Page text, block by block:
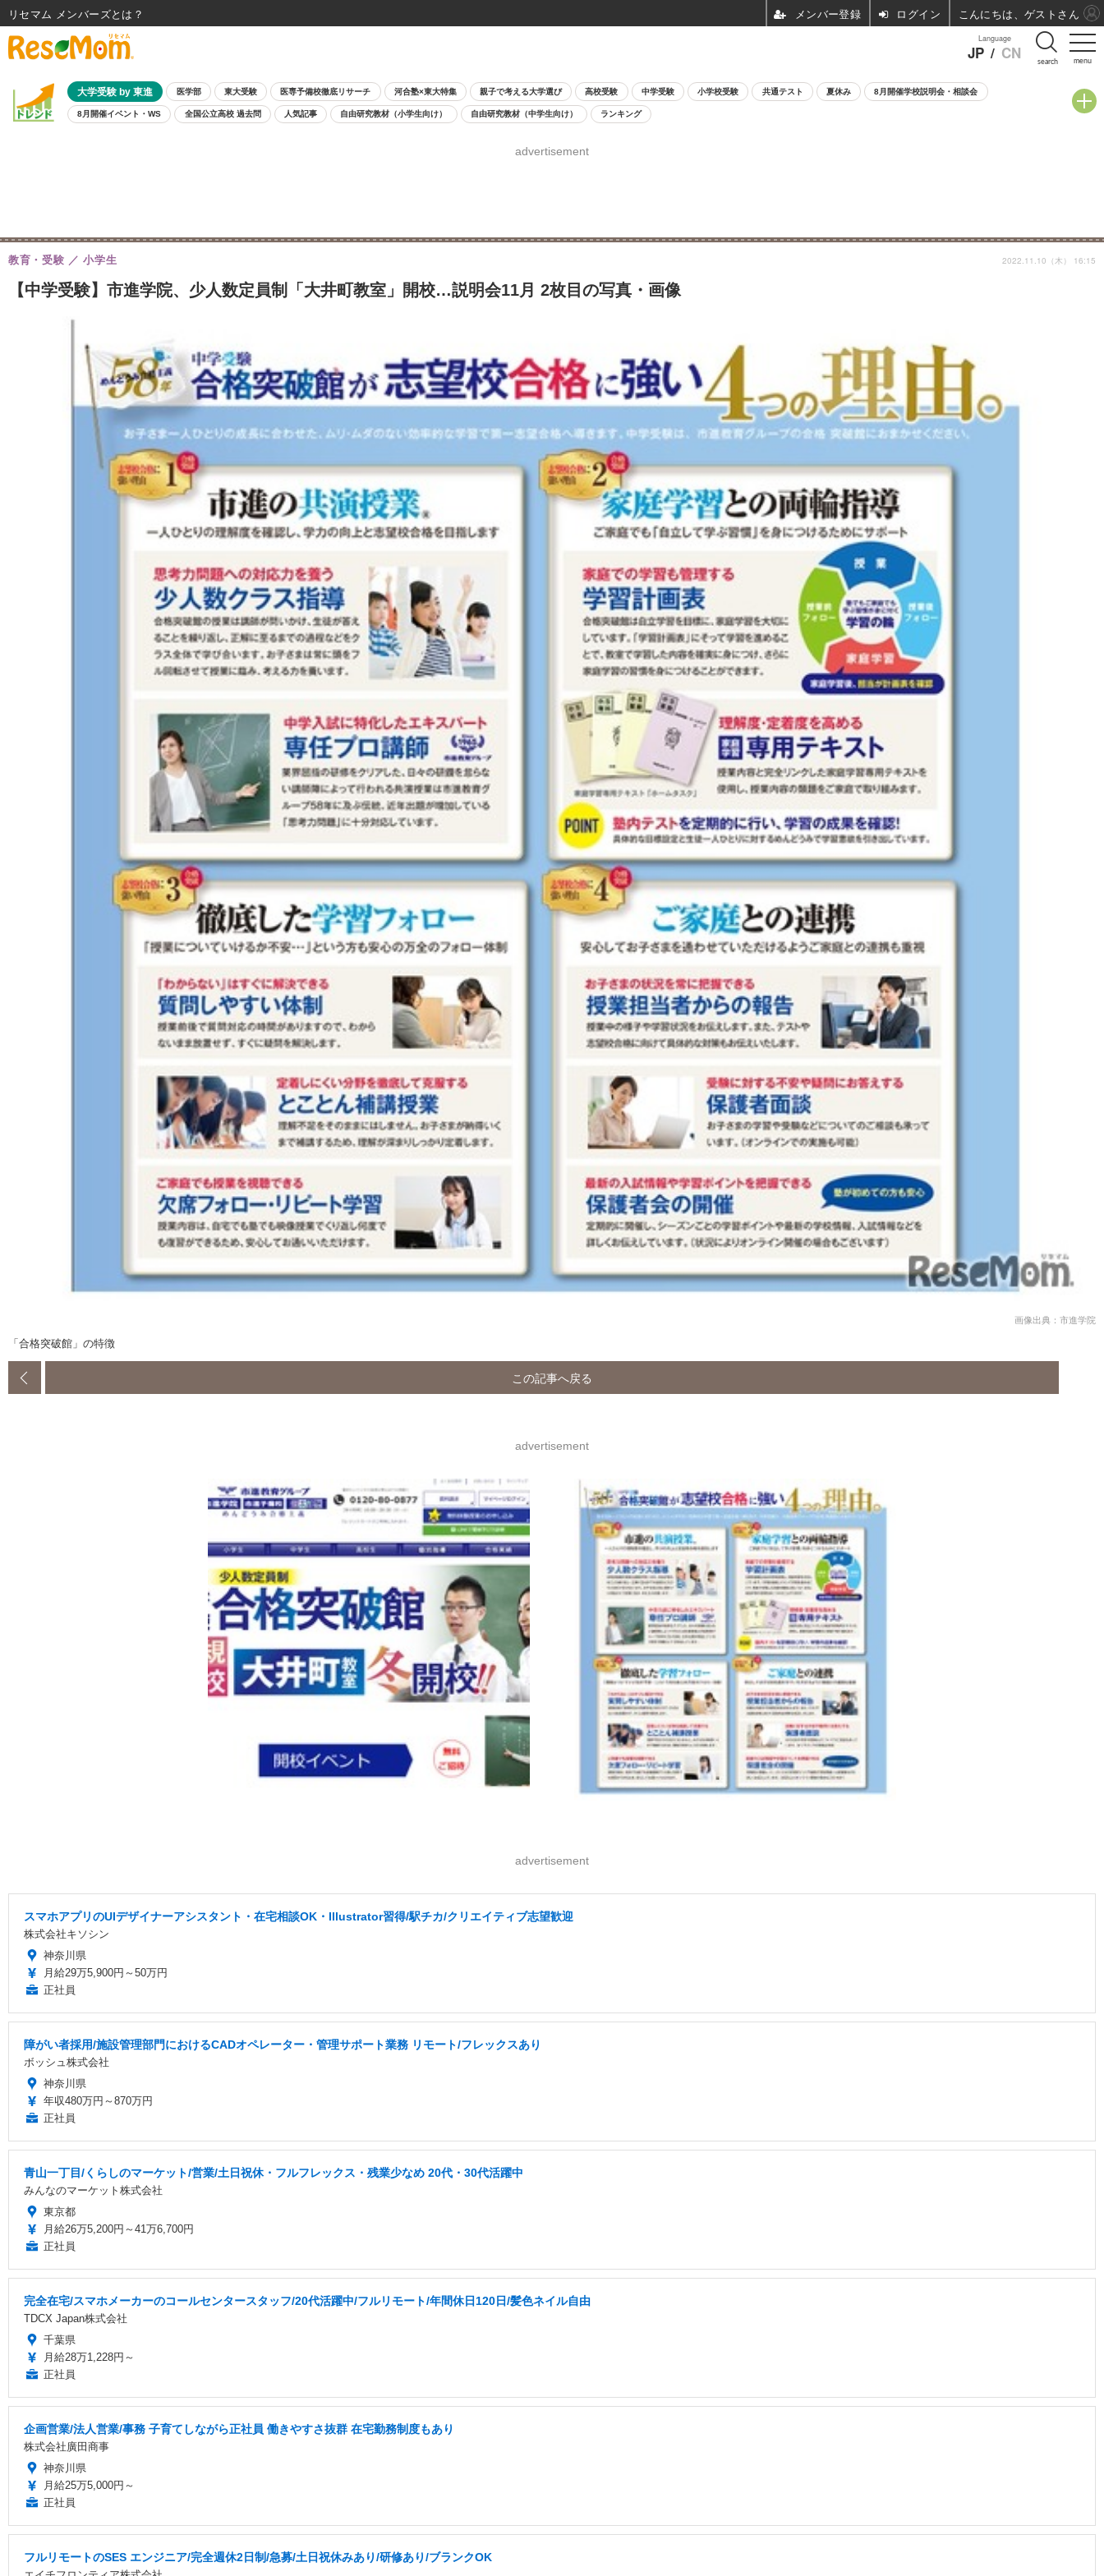
menu
Language
JP / CN search
大学受験 by 東進 医学部 東大受験 医専予備校徹底リサーチ 河合塾×東大特集 親子で考える大学選び 高校受験 中学受験 小学校受験 共通テスト 夏休み 8月開催学校説明会・相談会
8月開催イベント・WS 全国公立高校 過去問 人気記事 自由研究教材（小学生向け） 自由研究教材（中学生向け） ランキング
advertisement
【中学受験】市進学院、少人数定員制「大井町教室」開校…説明会11月 2枚目の写真・画像
教育・受験 小学生 2022.11.10（木） 16:15
画像出典：市進学院
「合格突破館」の特徴
この記事へ戻る
advertisement
advertisement
スマホアプリのUIデザイナーアシスタント・在宅相談OK・Illustrator習得/駅チカ/クリエイティブ志望歓迎
株式会社キソシン
神奈川県
月給29万5,900円～50万円
正社員
障がい者採用/施設管理部門におけるCADオペレーター・管理サポート業務 リモート/フレックスあり
ボッシュ株式会社
神奈川県
年収480万円～870万円
正社員
青山一丁目/くらしのマーケット/営業/土日祝休・フルフレックス・残業少なめ 20代・30代活躍中
みんなのマーケット株式会社
東京都
月給26万5,200円～41万6,700円
正社員
完全在宅/スマホメーカーのコールセンタースタッフ/20代活躍中/フルリモート/年間休日120日/髪色ネイル自由
TDCX Japan株式会社
千葉県
月給28万1,228円～
正社員
企画営業/法人営業/事務 子育てしながら正社員 働きやすさ抜群 在宅勤務制度もあり
株式会社廣田商事
神奈川県
月給25万5,000円～
正社員
フルリモートのSES エンジニア/完全週休2日制/急募/土日祝休みあり/研修あり/ブランクOK
リセマム メンバーズ ログイン こんにちは、ゲストさん